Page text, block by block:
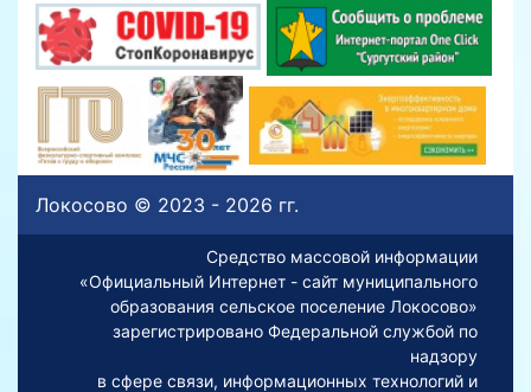
Локосово © 2023 - 2026 гг.
Средство массовой информации
«Официальный Интернет - сайт муниципального
образования сельское поселение Локосово»
зарегистрировано Федеральной службой по
надзору
в сфере связи, информационных технологий и